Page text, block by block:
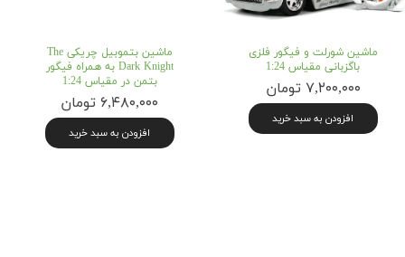
ماشین شورلت و فیگور فلزی
باگزبانی مقیاس 1:24
۷,۲۰۰,۰۰۰ تومان
افزودن به سبد خرید
ماشین بتموبیل چریکی The
Dark Knight به همراه فیگور
بتمن در مقیاس 1:24
۶,۴۸۰,۰۰۰ تومان
افزودن به سبد خرید